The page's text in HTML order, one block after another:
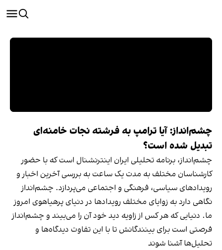
چشم‌انداز: آیا ترامپ به فرشته نجات خامنه‌ای
تبدیل شده است؟
چشم‌انداز، برنامه‌ تحلیلی ایران اینترنشنال است که با حضور
کارشناسان مختلف به مدت یک ساعت به بررسی آخرین اخبار و
رویدادهای سیاسی، فرهنگی و اجتماعی می‌پردازد. چشم‌انداز
نگاهی دارد به زوایای مختلف رویدادها در دنیای پرهیاهوی امروز
ما. دنیایی که هر کس از زاویه دید خود آن را می‌بیند و چشم‌انداز
فرصتی است برای بینندگانش تا با این تفاوت دیدگاه‌ها و
تحلیل‌ها آشنا شوند